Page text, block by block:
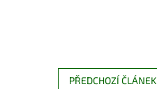
PŘEDCHOZÍ ČLÁNEK